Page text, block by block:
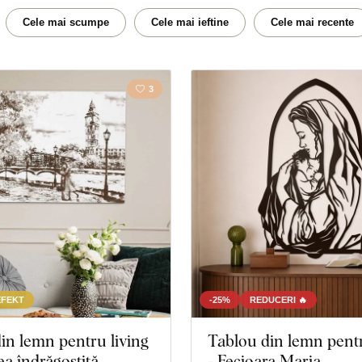
Abstract Acte
Flori Țară
Cal
Hartă Orașul
Familia
Față Natură
Marină
Educație Film
Cele mai scumpe Cele mai ieftine Cele mai recente
3
lemn pentru living
-25% REDUCERI 🔥
Tablou din lemn